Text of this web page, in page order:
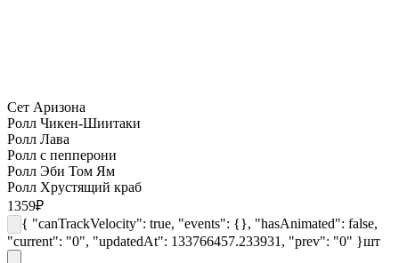
Сет Аризона
Ролл Чикен-Шиитаки
Ролл Лава
Ролл с пепперони
Ролл Эби Том Ям
Ролл Хрустящий краб
1359₽
{ "canTrackVelocity": true, "events": {}, "hasAnimated": false,
"current": "0", "updatedAt": 133766457.233931, "prev": "0" }шт